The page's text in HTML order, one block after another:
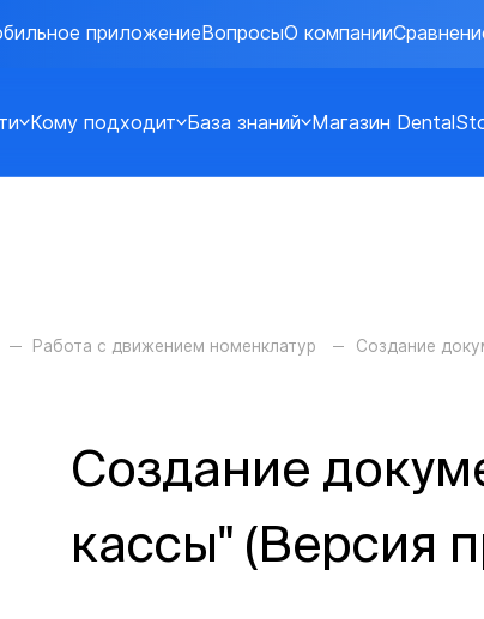
приложениеВопросыО компании
Кому подходит База знаний Магазин
Работа с движением номенклатур Создание
Создание
кассы" (Версия